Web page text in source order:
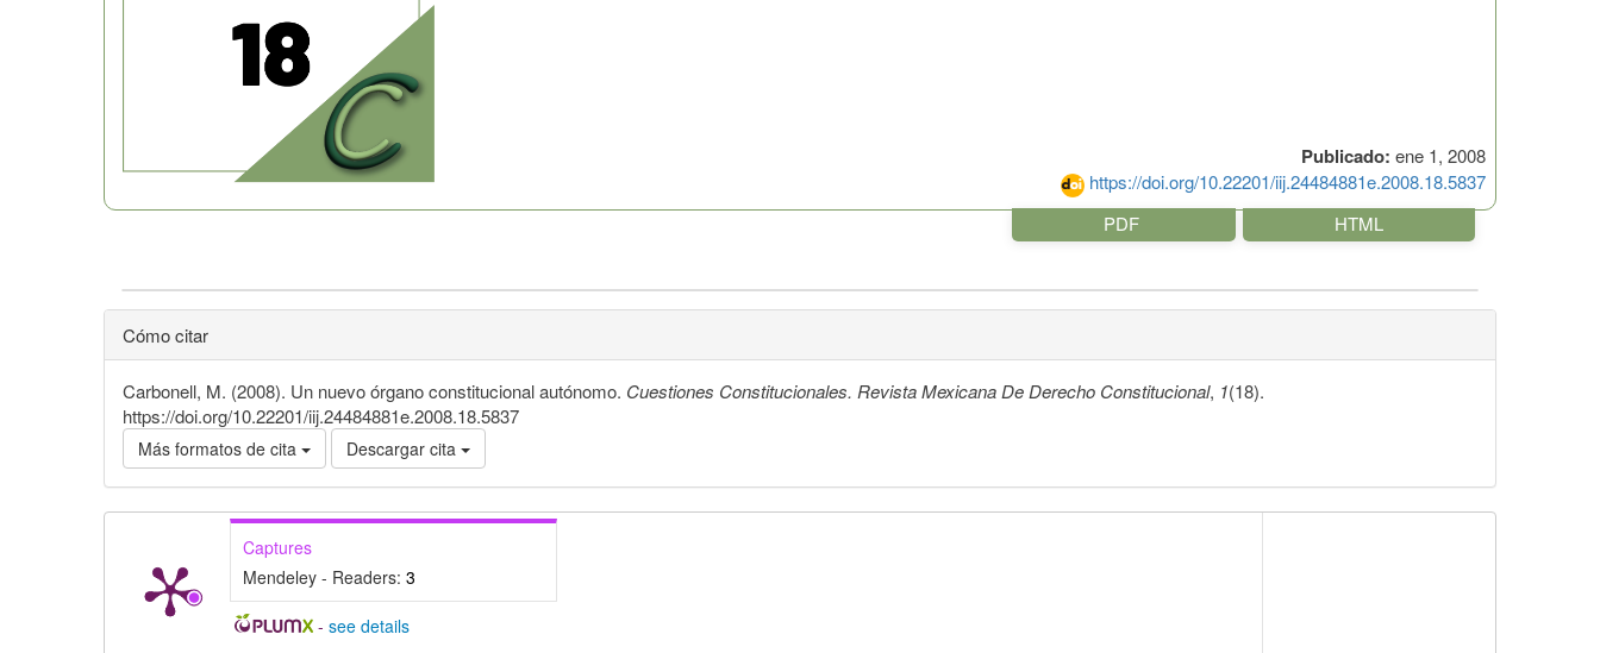
Publicado: ene 1, 2008
https://doi.org/10.22201/iij.24484881e.2008.18.5837
PDF HTML
Cómo citar
Carbonell, M. (2008). Un nuevo órgano constitucional autónomo. Cuestiones Constitucionales. Revista Mexicana De Derecho Constitucional, 1(18).
https://doi.org/10.22201/iij.24484881e.2008.18.5837
Más formatos de cita Descargar cita
Captures
Mendeley - Readers: 3
- see details